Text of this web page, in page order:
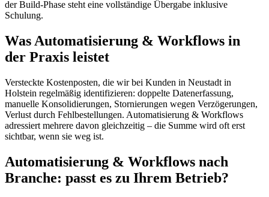
der Build-Phase steht eine vollständige Übergabe inklusive
Schulung.
Was Automatisierung & Workflows in
der Praxis leistet
Versteckte Kostenposten, die wir bei Kunden in Neustadt in
Holstein regelmäßig identifizieren: doppelte Datenerfassung,
manuelle Konsolidierungen, Stornierungen wegen Verzögerungen,
Verlust durch Fehlbestellungen. Automatisierung & Workflows
adressiert mehrere davon gleichzeitig – die Summe wird oft erst
sichtbar, wenn sie weg ist.
Automatisierung & Workflows nach
Branche: passt es zu Ihrem Betrieb?